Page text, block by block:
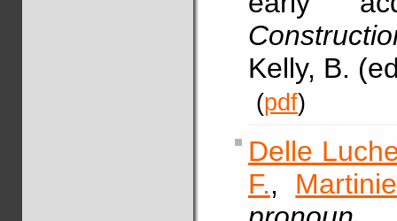
Kelly, B.
(pdf)
Delle
F.,